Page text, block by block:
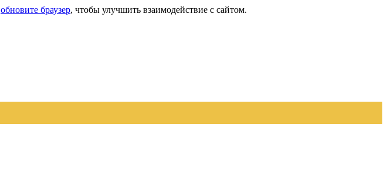
обновите браузер, чтобы улучшить взаимодействие с сайтом.